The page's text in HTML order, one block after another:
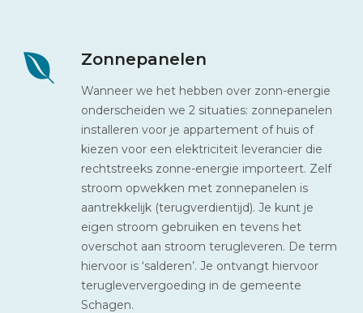
Zonnepanelen
Wanneer we het hebben over zonn-energie
onderscheiden we 2 situaties: zonnepanelen
installeren voor je appartement of huis of
kiezen voor een elektriciteit leverancier die
rechtstreeks zonne-energie importeert. Zelf
stroom opwekken met zonnepanelen is
aantrekkelijk (terugverdientijd). Je kunt je
eigen stroom gebruiken en tevens het
overschot aan stroom terugleveren. De term
hiervoor is ‘salderen’. Je ontvangt hiervoor
terugleververgoeding in de gemeente
Schagen.